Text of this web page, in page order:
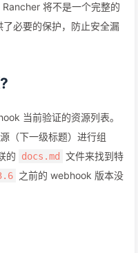
将不是一个完整的
必要的保护，防止安全漏
当前验证的资源列表。
（下一级标题）进行组
的
docs.md
文件来找到特
之前的 webhook 版本没